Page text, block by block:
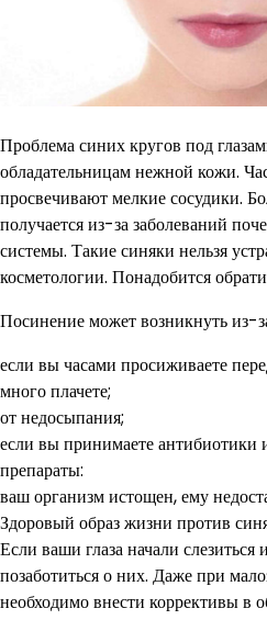
Проблема синих кругов под
обладательницам нежной кожи.
просвечивают мелкие сосудики.
получается из-за заболеваний
системы. Такие синяки нельзя
косметологии. Понадобится
Посинение может возникнуть из-
если вы часами просиживаете
много плачете;
от недосыпания;
если вы принимаете антибиотики
препараты:
ваш организм истощен, ему
Здоровый образ жизни против
Если ваши глаза начали
позаботиться о них. Даже при
необходимо внести коррективы в